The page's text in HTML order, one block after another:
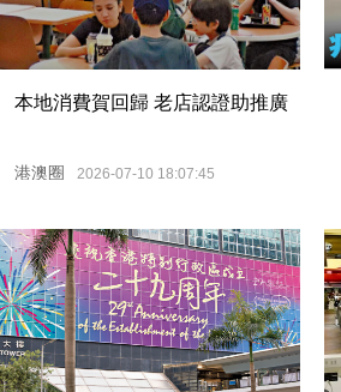
本地消費賀回歸 老店認證助推廣
港澳圈 2026-07-10 18:07:45